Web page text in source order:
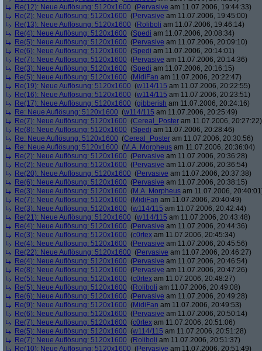
Re(12): Neue Auflösung: 5120x1600 (Pervasive am 11.07.2006, 19:44:33)
Re(2): Neue Auflösung: 5120x1600 (Pervasive am 11.07.2006, 19:45:00)
Re(13): Neue Auflösung: 5120x1600 (Roliboli am 11.07.2006, 19:46:14)
Re(4): Neue Auflösung: 5120x1600 (Spedi am 11.07.2006, 20:08:34)
Re(5): Neue Auflösung: 5120x1600 (Pervasive am 11.07.2006, 20:09:10)
Re(6): Neue Auflösung: 5120x1600 (Spedi am 11.07.2006, 20:14:01)
Re(7): Neue Auflösung: 5120x1600 (Pervasive am 11.07.2006, 20:14:36)
Re(3): Neue Auflösung: 5120x1600 (Spedi am 11.07.2006, 20:16:15)
Re(5): Neue Auflösung: 5120x1600 (MidiFan am 11.07.2006, 20:22:47)
Re(19): Neue Auflösung: 5120x1600 (w114/115 am 11.07.2006, 20:22:55)
Re(16): Neue Auflösung: 5120x1600 (w114/115 am 11.07.2006, 20:23:51)
Re(17): Neue Auflösung: 5120x1600 (gibberish am 11.07.2006, 20:24:16)
Re: Neue Auflösung: 5120x1600 (w114/115 am 11.07.2006, 20:25:49)
Re(7): Neue Auflösung: 5120x1600 (Cereal_Poster am 11.07.2006, 20:27:22)
Re(8): Neue Auflösung: 5120x1600 (Spedi am 11.07.2006, 20:28:46)
Re: Neue Auflösung: 5120x1600 (Cereal_Poster am 11.07.2006, 20:30:56)
Re: Neue Auflösung: 5120x1600 (M.A. Morpheus am 11.07.2006, 20:36:04)
Re(2): Neue Auflösung: 5120x1600 (Pervasive am 11.07.2006, 20:36:28)
Re(2): Neue Auflösung: 5120x1600 (Pervasive am 11.07.2006, 20:36:54)
Re(20): Neue Auflösung: 5120x1600 (Pervasive am 11.07.2006, 20:37:38)
Re(6): Neue Auflösung: 5120x1600 (Pervasive am 11.07.2006, 20:38:15)
Re(3): Neue Auflösung: 5120x1600 (M.A. Morpheus am 11.07.2006,
Re(7): Neue Auflösung: 5120x1600 (MidiFan am 11.07.2006, 20:40:49)
Re(3): Neue Auflösung: 5120x1600 (w114/115 am 11.07.2006, 20:42:44)
Re(21): Neue Auflösung: 5120x1600 (w114/115 am 11.07.2006, 20:43:48)
Re(4): Neue Auflösung: 5120x1600 (Pervasive am 11.07.2006, 20:44:36)
Re(3): Neue Auflösung: 5120x1600 (c0rtex am 11.07.2006, 20:45:34)
Re(4): Neue Auflösung: 5120x1600 (Pervasive am 11.07.2006, 20:45:56)
Re(22): Neue Auflösung: 5120x1600 (Pervasive am 11.07.2006, 20:46:27)
Re(4): Neue Auflösung: 5120x1600 (Pervasive am 11.07.2006, 20:46:54)
Re(8): Neue Auflösung: 5120x1600 (Pervasive am 11.07.2006, 20:47:26)
Re(5): Neue Auflösung: 5120x1600 (c0rtex am 11.07.2006, 20:48:27)
Re(5): Neue Auflösung: 5120x1600 (Roliboli am 11.07.2006, 20:49:08)
Re(6): Neue Auflösung: 5120x1600 (Pervasive am 11.07.2006, 20:49:28)
Re(9): Neue Auflösung: 5120x1600 (MidiFan am 11.07.2006, 20:49:53)
Re(6): Neue Auflösung: 5120x1600 (Pervasive am 11.07.2006, 20:50:14)
Re(7): Neue Auflösung: 5120x1600 (c0rtex am 11.07.2006, 20:51:06)
Re(5): Neue Auflösung: 5120x1600 (w114/115 am 11.07.2006, 20:51:28)
Re(7): Neue Auflösung: 5120x1600 (Roliboli am 11.07.2006, 20:51:37)
Re(10): Neue Auflösung: 5120x1600 (Pervasive am 11.07.2006, 20:51:49)